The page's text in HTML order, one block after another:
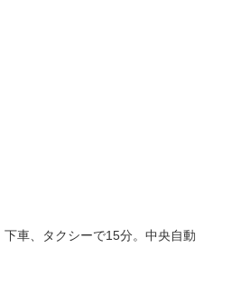
車、タクシーで15分。中央自動